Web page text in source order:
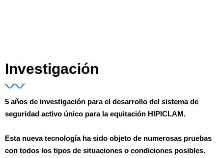
Investigación
5 años de investigación para el desarrollo del sistema de
seguridad activo único para la equitación HIPICLAM.
Esta nueva tecnología ha sido objeto de numerosas pruebas
con todos los tipos de situaciones o condiciones posibles.